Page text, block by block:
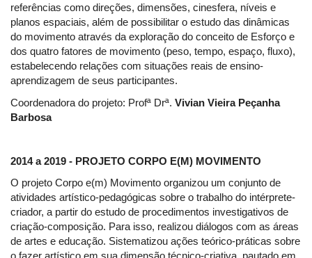
referências como direções, dimensões, cinesfera, níveis e
planos espaciais, além de possibilitar o estudo das dinâmicas
do movimento através da exploração do conceito de Esforço e
dos quatro fatores de movimento (peso, tempo, espaço, fluxo),
estabelecendo relações com situações reais de ensino-
aprendizagem de seus participantes.
Coordenadora do projeto: Profª Drª. Vivian Vieira Peçanha
Barbosa
2014 a 2019 - PROJETO CORPO E(M) MOVIMENTO
O projeto Corpo e(m) Movimento organizou um conjunto de
atividades artístico-pedagógicas sobre o trabalho do intérprete-
criador, a partir do estudo de procedimentos investigativos de
criação-composição. Para isso, realizou diálogos com as áreas
de artes e educação. Sistematizou ações teórico-práticas sobre